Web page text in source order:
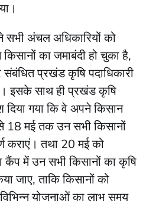
सभी अंचल अधिकारियों को
किसानों का जमाबंदी हो चुका है,
प्रखंड कृषि पदाधिकारी
इसके साथ ही प्रखंड कृषि
दिया गया कि वे अपने किसान
18 मई तक उन सभी किसानों
कराएं। तथा 20 मई को
कैंप में उन सभी किसानों का कृषि
जाए, ताकि किसानों को
विभिन्न योजनाओं का लाभ समय